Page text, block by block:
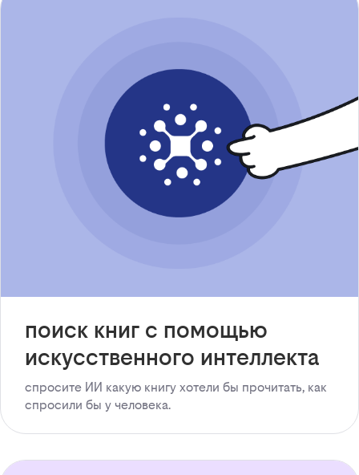
поиск книг с помощью
искусственного интеллекта
спросите ИИ какую книгу хотели бы прочитать, как
спросили бы у человека.